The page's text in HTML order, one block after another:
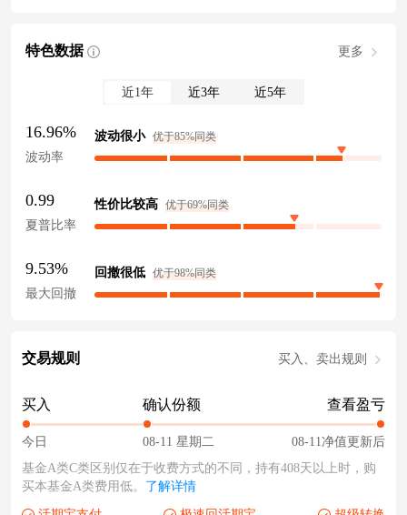
特色数据 更多
近1年 近3年 近5年
16.96%
波动率
波动很小 优于85%同类
0.99
夏普比率
性价比较高 优于69%同类
9.53%
最大回撤
回撤很低 优于98%同类
交易规则 买入、卖出规则
买入
今日
确认份额
08-11 星期二
查看盈亏
08-11净值更新后
基金A类C类区别仅在于收费方式的不同，持有408天以上时，购
买本基金A类费用低。 了解详情